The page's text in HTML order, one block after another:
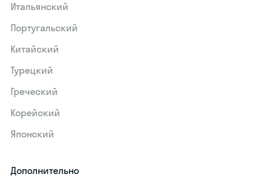
Итальянский
Португальский
Китайский
Турецкий
Греческий
Корейский
Японский
Дополнительно